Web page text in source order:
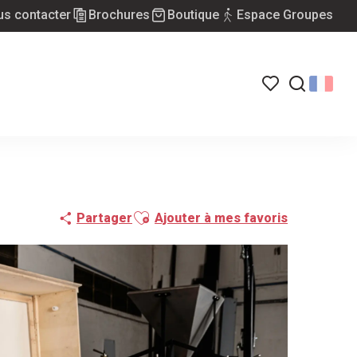
contacter Brochures Boutique Espace Groupes
PartagerAjouter aux favoris
Ajouter à mes favoris